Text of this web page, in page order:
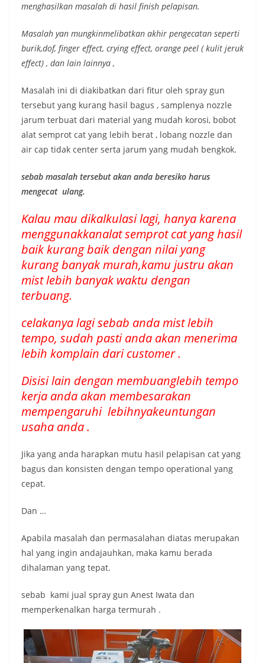
menghasilkan masalah di hasil finish pelapisan.
Masalah yan mungkinmelibatkan akhir pengecatan seperti
burik,dof, finger effect, crying effect, orange peel ( kulit jeruk
effect) , dan lain lainnya ,
Masalah ini di diakibatkan dari fitur oleh spray gun
tersebut yang kurang hasil bagus , samplenya nozzle
jarum terbuat dari material yang mudah korosi, bobot
alat semprot cat yang lebih berat , lobang nozzle dan
air cap tidak center serta jarum yang mudah bengkok.
sebab masalah tersebut akan anda beresiko harus
mengecat ulang.
Kalau mau dikalkulasi lagi, hanya karena
menggunakkanalat semprot cat yang hasil
baik kurang baik dengan nilai yang
kurang banyak murah,kamu justru akan
mist lebih banyak waktu dengan
terbuang.
celakanya lagi sebab anda mist lebih
tempo, sudah pasti anda akan menerima
lebih komplain dari customer .
Disisi lain dengan membuanglebih tempo
kerja anda akan membesarakan
mempengaruhi lebihnyakeuntungan
usaha anda .
Jika yang anda harapkan mutu hasil pelapisan cat yang
bagus dan konsisten dengan tempo operational yang
cepat.
Dan …
Apabila masalah dan permasalahan diatas merupakan
hal yang ingin andajauhkan, maka kamu berada
dihalaman yang tepat.
sebab kami jual spray gun Anest Iwata dan
memperkenalkan harga termurah .